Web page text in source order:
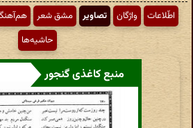
اطّلاعات واژگان تصاویر مشق شعر
حاشیه‌ها
منبع کاغذی گنجور